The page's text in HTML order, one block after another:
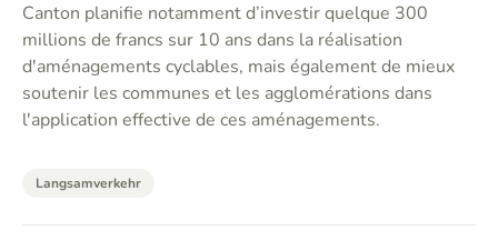
Canton planifie notamment d’investir quelque 300
millions de francs sur 10 ans dans la réalisation
d'aménagements cyclables, mais également de mieux
soutenir les communes et les agglomérations dans
l'application effective de ces aménagements.
Langsamverkehr